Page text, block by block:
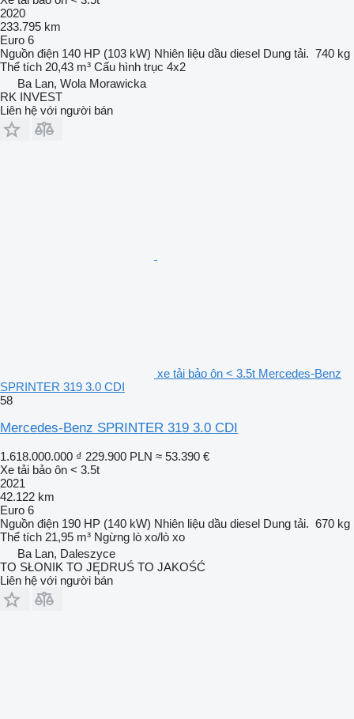
2020
233.795 km
Euro 6
Nguồn điện 140 HP (103 kW) Nhiên liệu dầu diesel Dung tải. 740 kg
Thể tích 20,43 m³ Cấu hình trục 4x2
Ba Lan, Wola Morawicka
RK INVEST
Liên hệ với người bán
xe tải bảo ôn < 3.5t Mercedes-Benz
SPRINTER 319 3.0 CDI
58
Mercedes-Benz SPRINTER 319 3.0 CDI
1.618.000.000 ₫ 229.900 PLN ≈ 53.390 €
Xe tải bảo ôn < 3.5t
2021
42.122 km
Euro 6
Nguồn điện 190 HP (140 kW) Nhiên liệu dầu diesel Dung tải. 670 kg
Thể tích 21,95 m³ Ngừng lò xo/lò xo
Ba Lan, Daleszyce
TO SŁONIK TO JĘDRUŚ TO JAKOŚĆ
Liên hệ với người bán